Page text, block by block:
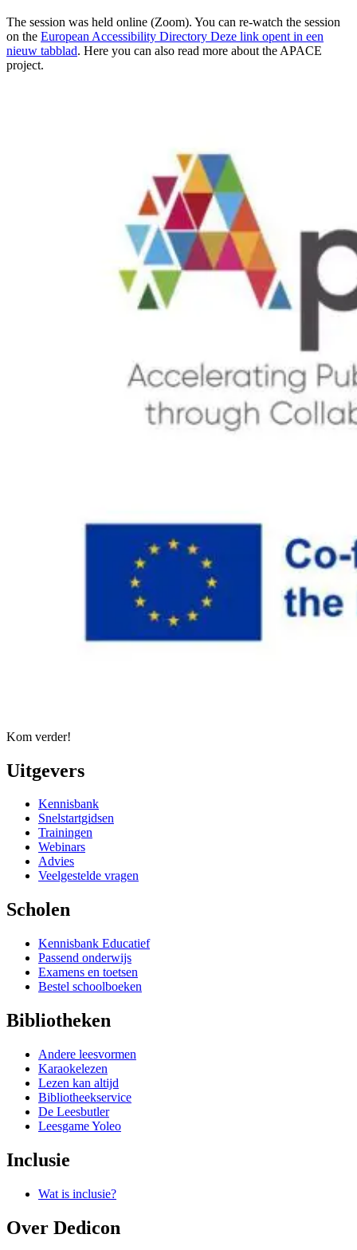
The session was held online (Zoom). You can re-watch the session
on the European Accessibility Directory Deze link opent in een
nieuw tabblad. Here you can also read more about the APACE
project.
Kom verder!
Uitgevers
Kennisbank
Snelstartgidsen
Trainingen
Webinars
Advies
Veelgestelde vragen
Scholen
Kennisbank Educatief
Passend onderwijs
Examens en toetsen
Bestel schoolboeken
Bibliotheken
Andere leesvormen
Karaokelezen
Lezen kan altijd
Bibliotheekservice
De Leesbutler
Leesgame Yoleo
Inclusie
Wat is inclusie?
Over Dedicon